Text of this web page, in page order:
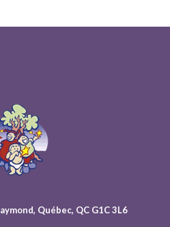
Québec, QC G1C 3L6